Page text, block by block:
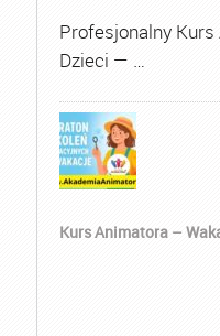
Profesjonalny
Dzieci — …
Kurs Animatora –